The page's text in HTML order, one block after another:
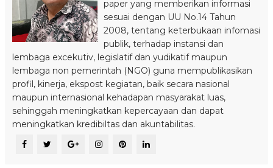
paper yang memberikan informasi
sesuai dengan UU No.14 Tahun
2008, tentang keterbukaan infomasi
publik, terhadap instansi dan
lembaga excekutiv, legislatif dan yudikatif maupun
lembaga non pemerintah (NGO) guna mempublikasikan
profil, kinerja, ekspost kegiatan, baik secara nasional
maupun internasional kehadapan masyarakat luas,
sehinggah meningkatkan kepercayaan dan dapat
meningkatkan kredibiltas dan akuntabilitas.